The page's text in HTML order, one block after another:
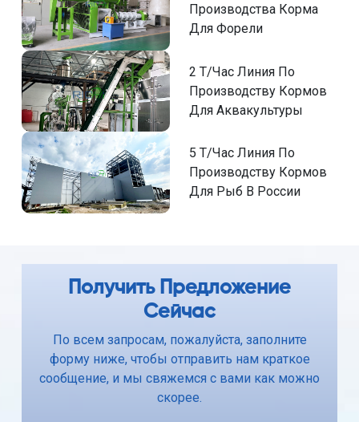
Производства Корма
Для Форели
2 Т/Час Линия По
Производству Кормов
Для Аквакультуры
5 Т/Час Линия По
Производству Кормов
Для Рыб В России
Получить Предложение
Сейчас
По всем запросам, пожалуйста, заполните
форму ниже, чтобы отправить нам краткое
сообщение, и мы свяжемся с вами как можно
скорее.